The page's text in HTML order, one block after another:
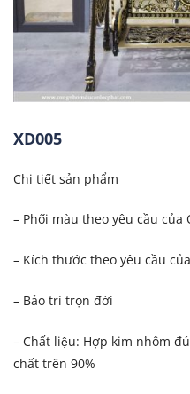
XD005
Chi tiết sản phẩm
– Phối màu theo yêu cầu của
– Kích thước theo yêu cầu
– Bảo trì trọn đời
– Chất liệu: Hợp kim nhôm
chất trên 90%